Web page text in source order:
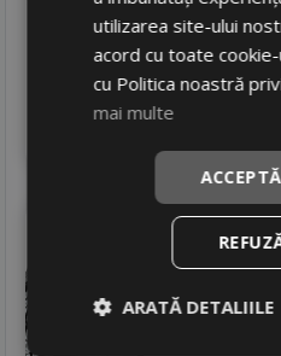
241 RON
Maxxis
265/60
SUV /
utilizarea site-ului
acord cu toate
cu Politica noastră
mai multe
ARATĂ DETALIILE